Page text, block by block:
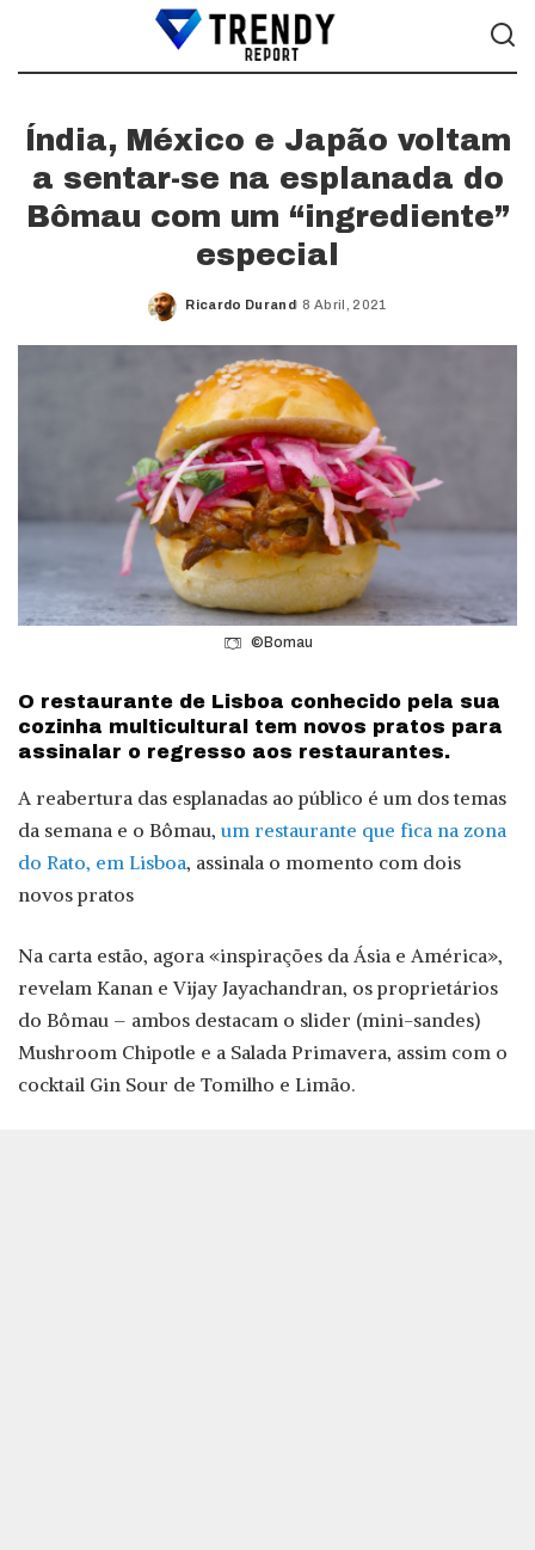
Índia, México e Japão voltam
a sentar-se na esplanada do
Bômau com um “ingrediente”
especial
Posted
Ricardo Durand 8 Abril, 2021
©Bomau
O restaurante de Lisboa conhecido pela sua
cozinha multicultural tem novos pratos para
assinalar o regresso aos restaurantes.
A reabertura das esplanadas ao público é um dos temas
da semana e o Bômau, um restaurante que fica na zona
do Rato, em Lisboa, assinala o momento com dois
novos pratos
Na carta estão, agora «inspirações da Ásia e América»,
revelam Kanan e Vijay Jayachandran, os proprietários
do Bômau – ambos destacam o slider (mini-sandes)
Mushroom Chipotle e a Salada Primavera, assim com o
cocktail Gin Sour de Tomilho e Limão.